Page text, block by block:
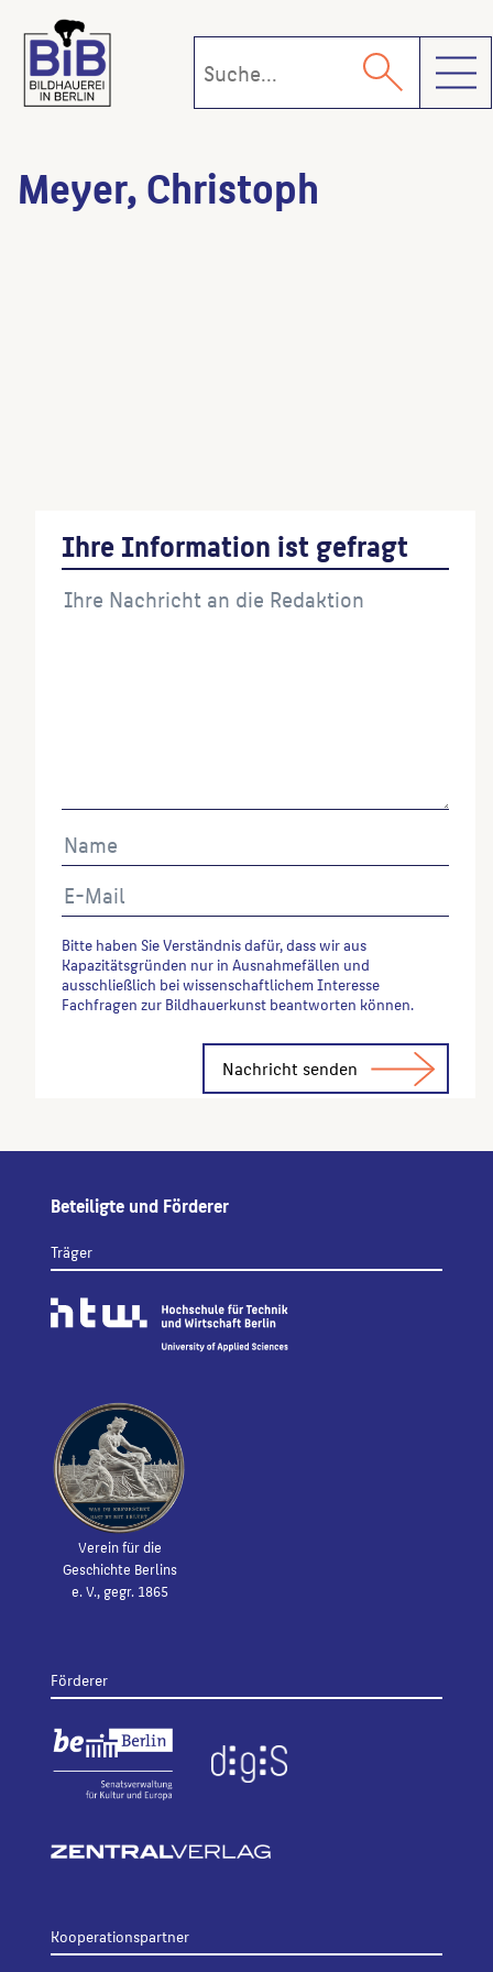
Meyer, Christoph
Ihre Information ist gefragt
Bitte haben Sie Verständnis dafür, dass wir aus
Kapazitätsgründen nur in Ausnahmefällen und
ausschließlich bei wissenschaftlichem Interesse
Fachfragen zur Bildhauerkunst beantworten können.
Beteiligte und Förderer
Träger
Verein für die
Geschichte Berlins
e. V., gegr. 1865
Förderer
Kooperationspartner